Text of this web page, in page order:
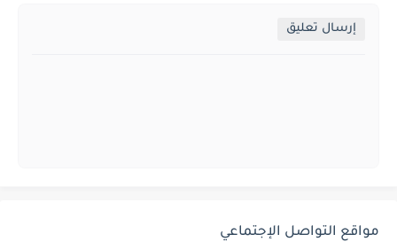
إرسال تعليق
مواقع التواصل الإجتماعي